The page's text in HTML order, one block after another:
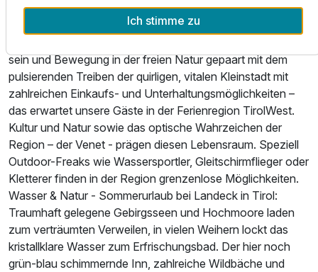
Im Sommer
Wanderurlaub - ein Wanderparadies direkt vor der Tür!
sein und Bewegung in der freien Natur gepaart mit dem
pulsierenden Treiben der quirligen, vitalen Kleinstadt mit
zahlreichen Einkaufs- und Unterhaltungsmöglichkeiten –
das erwartet unsere Gäste in der Ferienregion TirolWest.
Kultur und Natur sowie das optische Wahrzeichen der
Region – der Venet - prägen diesen Lebensraum. Speziell
Outdoor-Freaks wie Wassersportler, Gleitschirmflieger oder
Kletterer finden in der Region grenzenlose Möglichkeiten.
Wasser & Natur - Sommerurlaub bei Landeck in Tirol:
Traumhaft gelegene Gebirgsseen und Hochmoore laden
zum verträumten Verweilen, in vielen Weihern lockt das
kristallklare Wasser zum Erfrischungsbad. Der hier noch
grün-blau schimmernde Inn, zahlreiche Wildbäche und
Ich stimme zu